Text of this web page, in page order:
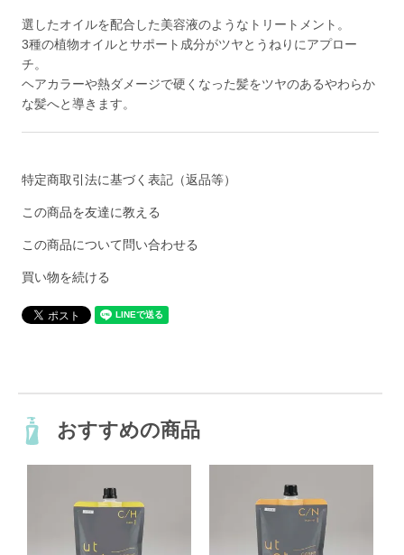
選したオイルを配合した美容液のようなトリートメント。
3種の植物オイルとサポート成分がツヤとうねりにアプロー
チ。
ヘアカラーや熱ダメージで硬くなった髪をツヤのあるやわらか
な髪へと導きます。
特定商取引法に基づく表記（返品等）
この商品を友達に教える
この商品について問い合わせる
買い物を続ける
おすすめの商品